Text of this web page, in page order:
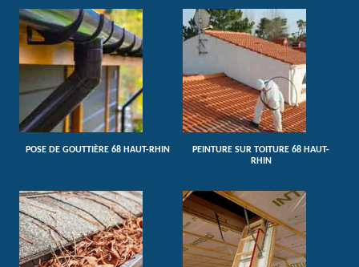
POSE DE GOUTTIÈRE 68 HAUT-RHIN
PEINTURE SUR TOITURE 68 HAUT-
RHIN